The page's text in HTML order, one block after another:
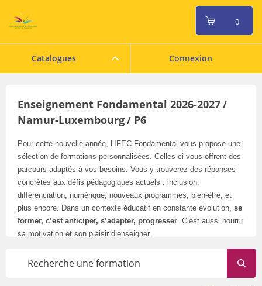
Catalogues Connexion
0
Enseignement Fondamental 2026-2027/
Namur-Luxembourg/ P6
Pour cette nouvelle année, l’IFEC Fondamental vous propose une
sélection de formations personnalisées. Celles-ci vous offrent des
parcours adaptés à vos besoins. Vous y trouverez des réponses
concrètes aux défis pédagogiques actuels : inclusion,
différenciation, numérique, nouveaux programmes, bien-être, et
plus encore. Dans un contexte éducatif en constante évolution, se
former, c’est anticiper, s’adapter, progresser. C’est aussi nourrir
sa motivation et son plaisir d’enseigner.
évolue tout au long de l’année.